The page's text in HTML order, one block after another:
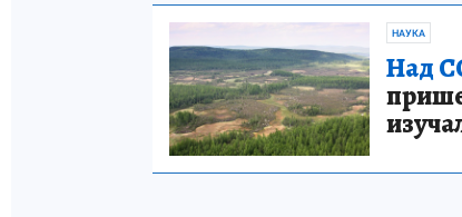
НАУКА
Над